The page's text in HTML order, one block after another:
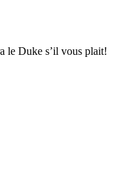
le Duke s’il vous plait!